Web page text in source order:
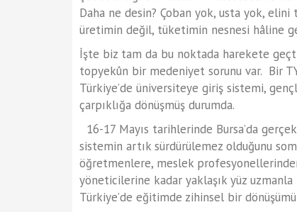
Daha ne desin? Çoban yok, usta yok, elini
üretimin değil, tüketimin nesnesi hâline
İşte biz tam da bu noktada harekete
topyekûn bir medeniyet sorunu var. Bir
Türkiye’de üniversiteye giriş sistemi,
çarpıklığa dönüşmüş durumda.
16-17 Mayıs tarihlerinde Bursa’da
sistemin artık sürdürülemez olduğunu
öğretmenlere, meslek
yöneticilerine kadar yaklaşık yüz
Türkiye’de eğitimde zihinsel bir